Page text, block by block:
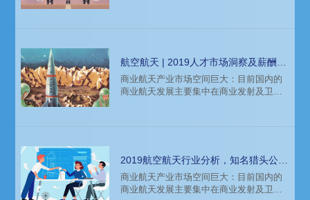
在2020年持续盈利。本文为大家带来2020
科锐国际猎头公司的薪酬报告——航空航
天行业篇全文分享，文中部分数据是猎头
公司科锐国际专家顾问的分析预测，供企
航空航天 | 2019人才市场洞察及薪酬指
南
商业航天产业市场空间巨大：目前国内的
商业航天发展主要集中在商业发射及卫星
公司科锐国际的薪酬报告对航空航天行业
的人才招聘需求和薪酬趋势的分析预测，
供企业和猎头招聘参考。
2019航空航天行业分析，知名猎头公司
薪酬报告来分析
商业航天产业市场空间巨大：目前国内的
商业航天发展主要集中在商业发射及卫星